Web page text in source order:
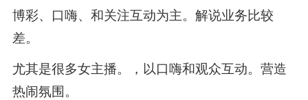
博彩、口嗨、和关注互动为主。解说业务比较
差。
尤其是很多女主播。，以口嗨和观众互动。营造
热闹氛围。